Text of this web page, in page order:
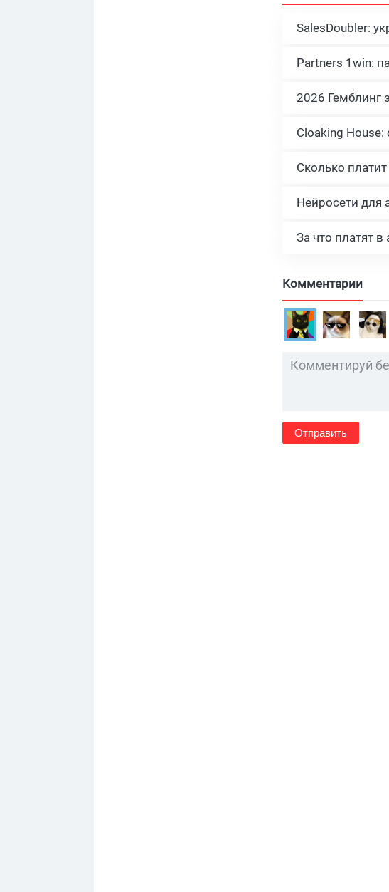
SalesDoubler:
Partners 1win:
Нейросети для
За что платят
Комментарии
Отправить